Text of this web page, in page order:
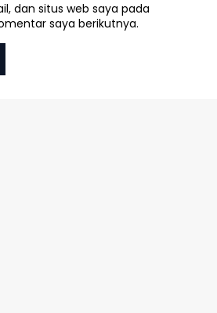
dan situs web saya pada
saya berikutnya.